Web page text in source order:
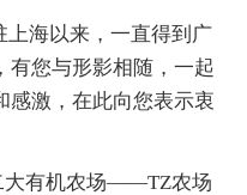
海以来，一直得到广
有您与形影相随，一起
感激，在此向您表示衷
大有机农场——TZ农场